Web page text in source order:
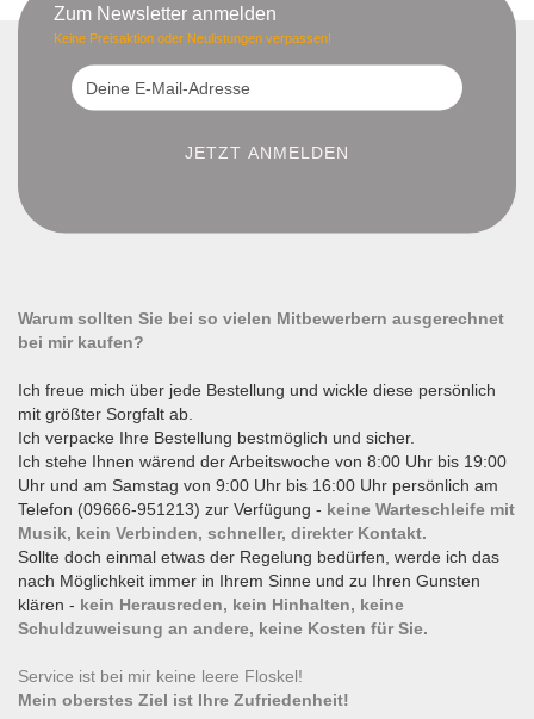
Zum Newsletter anmelden
Keine Preisaktion oder Neulistungen verpassen!
Warum sollten Sie bei so vielen Mitbewerbern ausgerechnet
bei mir kaufen?
Ich freue mich über jede Bestellung und wickle diese persönlich
mit größter Sorgfalt ab.
Ich verpacke Ihre Bestellung bestmöglich und sicher.
Ich stehe Ihnen wärend der Arbeitswoche von 8:00 Uhr bis 19:00
Uhr und am Samstag von 9:00 Uhr bis 16:00 Uhr persönlich am
Telefon (09666-951213) zur Verfügung - keine Warteschleife mit
Musik, kein Verbinden, schneller, direkter Kontakt.
Sollte doch einmal etwas der Regelung bedürfen, werde ich das
nach Möglichkeit immer in Ihrem Sinne und zu Ihren Gunsten
klären - kein Herausreden, kein Hinhalten, keine
Schuldzuweisung an andere, keine Kosten für Sie.
Service ist bei mir keine leere Floskel!
Mein oberstes Ziel ist Ihre Zufriedenheit!